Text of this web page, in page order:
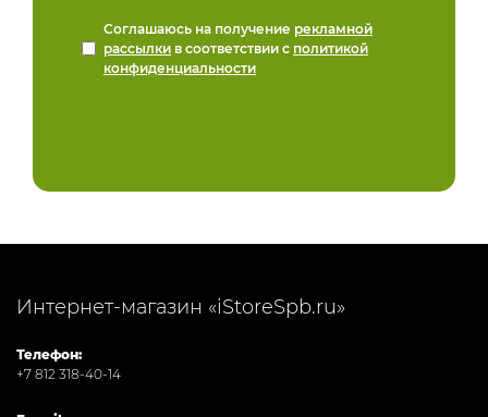
Соглашаюсь на получение рекламной
рассылки в соответствии с политикой
конфиденциальности
Интернет-магазин «iStoreSpb.ru»
Телефон:
+7 812 318-40-14